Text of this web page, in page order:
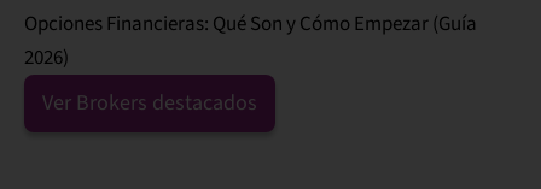
Opciones Financieras: Qué Son y Cómo Empezar (Guía
2026)
Ver Brokers destacados